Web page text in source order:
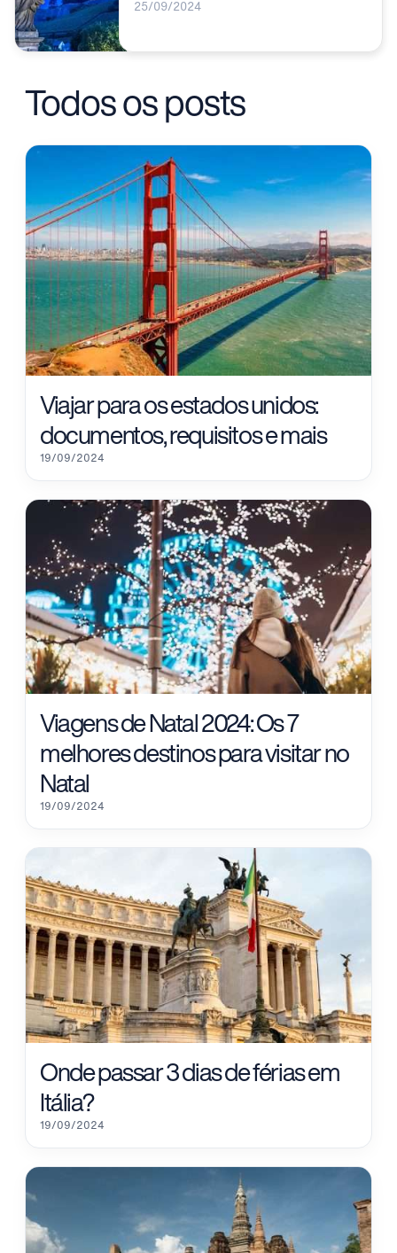
25/09/2024
Todos os posts
Viajar para os estados unidos:
documentos, requisitos e mais
19/09/2024
Viagens de Natal 2024: Os 7
melhores destinos para visitar no
Natal
19/09/2024
Onde passar 3 dias de férias em
Itália?
19/09/2024